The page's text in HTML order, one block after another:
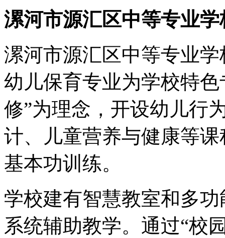
漯河市源汇区中等专业学
漯河市源汇区中等专业
幼儿保育专业为学校特
修”为理念，开设幼儿行
计、儿童营养与健康等
基本功训练。
学校建有智慧教室和多
系统辅助教学。通过“校